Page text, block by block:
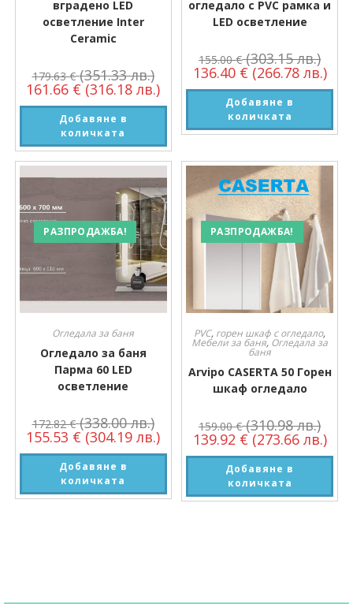
вградено LED
осветление Inter
Ceramic
179.63€ (351.33 лв.)
161.66 € (316.18 лв.)
Добавяне в
количката
огледало с PVC рамка и
LED осветление
155.00€ (303.15 лв.)
136.40 € (266.78 лв.)
Добавяне в
количката
РАЗПРОДАЖБА!
Огледала за баня
Огледало за баня
Парма 60 LED
осветление
172.82€ (338.00 лв.)
155.53 € (304.19 лв.)
Добавяне в
количката
РАЗПРОДАЖБА!
PVC, горен шкаф с огледало,
Мебели за баня, Огледала за
баня
Arvipo CASERTA 50 Горен
шкаф огледало
159.00€ (310.98 лв.)
139.92 € (273.66 лв.)
Добавяне в
количката